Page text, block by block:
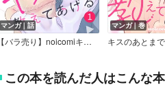
マンガ｜話
【バラ売り】noicomiキスのあとまで教えてあげる
マンガ｜巻
この本を読んだ人はこんな